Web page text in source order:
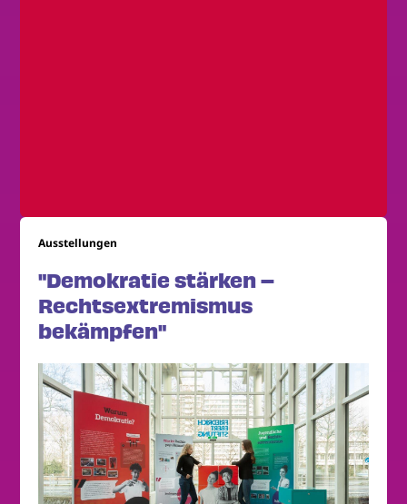
Ausstellungen
"Demokratie stärken –
Rechtsextremismus
bekämpfen"